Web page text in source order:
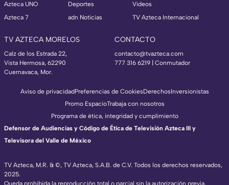
Azteca UNO
Azteca 7
Deportes
adn Noticias
Videos
TV Azteca Internacional
TV AZTECA MORELOS
Calz de los Estrada 22,
Vista Hermosa, 62290
Cuernavaca, Mor.
CONTACTO
contacto@tvazteca.com
777 316 6219 | Conmutador
TV Azteca, M.R. & ©, TV Azteca, S.A.B. de C.V. Todos los derechos reservados,
2025.
Queda prohibida la reproducción total o parcial sin la autorización previa,
Aviso de privacidadPreferencias de CookiesDerechosInversionistas
Promo EspacioTrabaja con nosotros
Programa de ética, integridad y cumplimiento
Defensor de Audiencias y Código de Ética de Televisión Azteca III y
Televisora del Valle de México